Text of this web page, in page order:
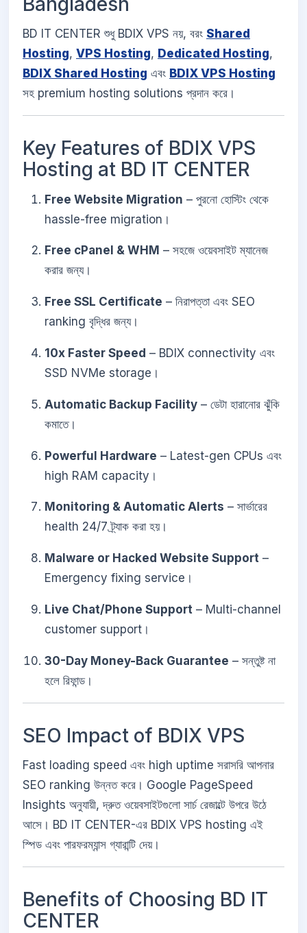
BD IT CENTER শুধু BDIX VPS নয়, বরং Shared
Hosting, VPS Hosting, Dedicated Hosting,
BDIX Shared Hosting এবং BDIX VPS Hosting
সহ premium hosting solutions প্রদান করে।
Key Features of BDIX VPS
Hosting at BD IT CENTER
Free Website Migration – পুরনো হোস্টিং থেকে
hassle-free migration।
Free cPanel & WHM – সহজে ওয়েবসাইট ম্যানেজ
করার জন্য।
Free SSL Certificate – নিরাপত্তা এবং SEO
ranking বৃদ্ধির জন্য।
10x Faster Speed – BDIX connectivity এবং
SSD NVMe storage।
Automatic Backup Facility – ডেটা হারানোর ঝুঁকি
কমাতে।
Powerful Hardware – Latest-gen CPUs এবং
high RAM capacity।
Monitoring & Automatic Alerts – সার্ভারের
health 24/7 ট্র্যাক করা হয়।
Malware or Hacked Website Support –
Emergency fixing service।
Live Chat/Phone Support – Multi-channel
customer support।
30-Day Money-Back Guarantee – সন্তুষ্ট না
হলে রিফান্ড।
SEO Impact of BDIX VPS
Fast loading speed এবং high uptime সরাসরি আপনার
SEO ranking উন্নত করে। Google PageSpeed
Insights অনুযায়ী, দ্রুত ওয়েবসাইটগুলো সার্চ রেজাল্টে উপরে উঠে
আসে। BD IT CENTER-এর BDIX VPS hosting এই
স্পিড এবং পারফরম্যান্স গ্যারান্টি দেয়।
Benefits of Choosing BD IT
CENTER